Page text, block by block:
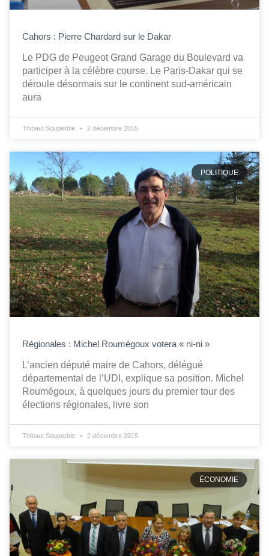
Cahors : Pierre Chardard sur le Dakar
Le PDG de Peugeot Grand Garage du Boulevard va
participer à la célèbre course. Le Paris-Dakar qui se
déroule désormais sur le continent sud-américain
aura
Thibaut Souperbie 2 décembre 2015
POLITIQUE
Régionales : Michel Roumégoux votera « ni-ni »
L’ancien député maire de Cahors, délégué
départemental de l’UDI, explique sa position. Michel
Roumégoux, à quelques jours du premier tour des
élections régionales, livre son
Thibaut Souperbie 2 décembre 2015
ÉCONOMIE